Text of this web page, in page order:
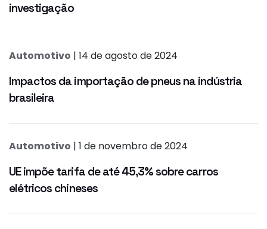
investigação
Automotivo | 14 de agosto de 2024
Impactos da importação de pneus na indústria
brasileira
Automotivo | 1 de novembro de 2024
UE impõe tarifa de até 45,3% sobre carros
elétricos chineses